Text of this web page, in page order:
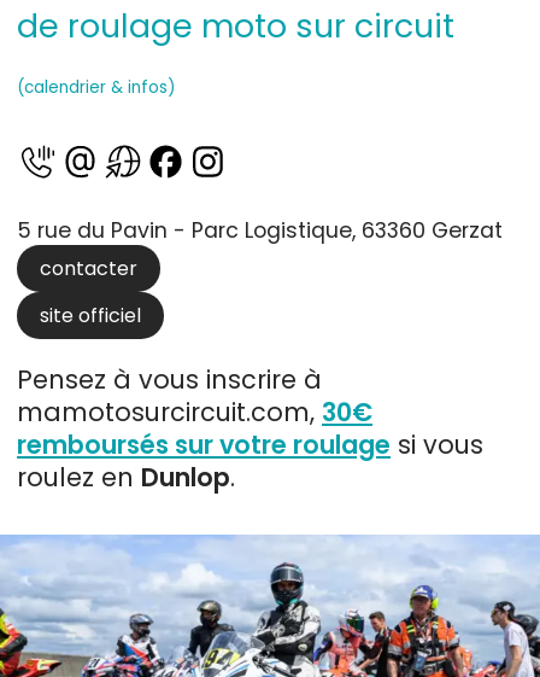
de roulage moto sur circuit
(calendrier & infos)
5 rue du Pavin - Parc Logistique, 63360 Gerzat
contacter
site officiel
Pensez à vous inscrire à
mamotosurcircuit.com, 30€
remboursés sur votre roulage si vous
roulez en Dunlop.